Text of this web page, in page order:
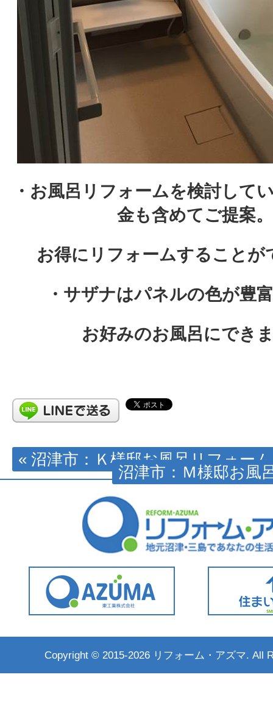
・お風呂リフォームを検討して
金も含めてご提案。
お得にリフォームすることが
・サザナはパネルの色が豊
お好みのお風呂にでき
« 沼津市：Ｋ様邸お風呂リフォーム
沼津市：Ｍ様邸お風
Copyright © 2015-2026 リフォーム・アズマ. All